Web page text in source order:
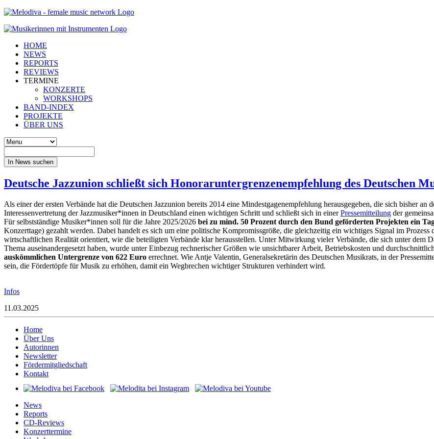
HOME
NEWS
REPORTS
REVIEWS
TERMINE
KONZERTE
WORKSHOPS
BAND-INDEX
PROJEKTE
ÜBER UNS
In News suchen
Deutsche Jazzunion schließt sich Honoraruntergrenzenempfehlung des Deutschen
Als einer der ersten Verbände hat die Deutschen Jazzunion bereits 2014 eine Mindestgagenempfehlung herausgegeben, die sich bisher
Interessenvertretung der Jazzmusiker*innen in Deutschland einen wichtigen Schritt und schließt sich in einerPressemitteilung der
Für selbstständige Musiker*innen soll für die Jahre 2025/2026 bei zu mind. 50 Prozent durch den Bund geförderten Projekten ein
Konzerttage) gezahlt werden. Dabei handelt es sich um eine politische Kompromissgröße, die gleichzeitig ein wichtiges Signal im
wirtschaftlichen Realität orientiert, wie die beteiligten Verbände klar herausstellen. Unter Mitwirkung vieler Verbände, die sich unter dem
Thema auseinandergesetzt haben, wurde unter Einbezug rechnerischer Größen wie unsichtbarer Arbeit, Betriebskosten und
auskömmlichen Untergrenze von 622 Euro errechnet. Wie Antje Valentin, Generalsekretärin des Deutschen Musikrats, in der
sein, die Fördertöpfe für Musik zu erhöhen, damit ein Wegbrechen wichtiger Strukturen verhindert wird.
Infos
11.03.2025
Home
Über Uns
Autorinnen
Newsletter
Fördermitgliedschaft
Kontakt
News
Reports
CD-Reviews
Konzerttermine